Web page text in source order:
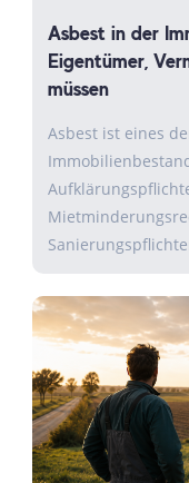
Asbest in der
Eigentümer,
müssen
Asbest ist eines